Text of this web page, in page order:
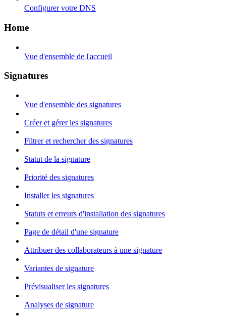
Configurer votre DNS
Home
Vue d'ensemble de l'accueil
Signatures
Vue d'ensemble des signatures
Créer et gérer les signatures
Filtrer et rechercher des signatures
Statut de la signature
Priorité des signatures
Installer les signatures
Statuts et erreurs d'installation des signatures
Page de détail d'une signature
Attribuer des collaborateurs à une signature
Variantes de signature
Prévisualiser les signatures
Analyses de signature